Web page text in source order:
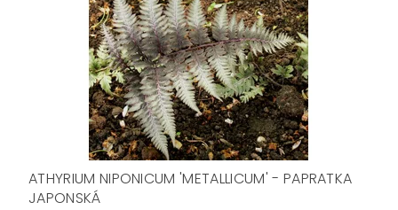
ATHYRIUM NIPONICUM 'METALLICUM' - PAPRATKA
JAPONSKÁ